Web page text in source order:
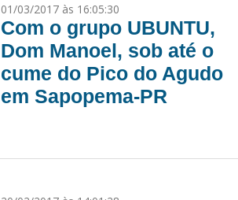
01/03/2017 às 16:05:30
Com o grupo UBUNTU,
Dom Manoel, sob até o
cume do Pico do Agudo
em Sapopema-PR